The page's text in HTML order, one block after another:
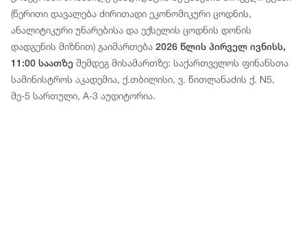
(წერითი დავალება ძირითადი ეკონომიკური ცოდნის,
ანალიტიკური უნარებისა და ექსელის ცოდნის დონის
დადგენის მიზნით) გაიმართება 2026 წლის პირველ ივნისს,
11:00 საათზე შემდეგ მისამართზე: საქართველოს ფინანსთა
სამინისტროს აკადემია, ქ.თბილისი, ვ. წითლანაძის ქ. N5,
მე-5 სართული, A-3 აუდიტორია.